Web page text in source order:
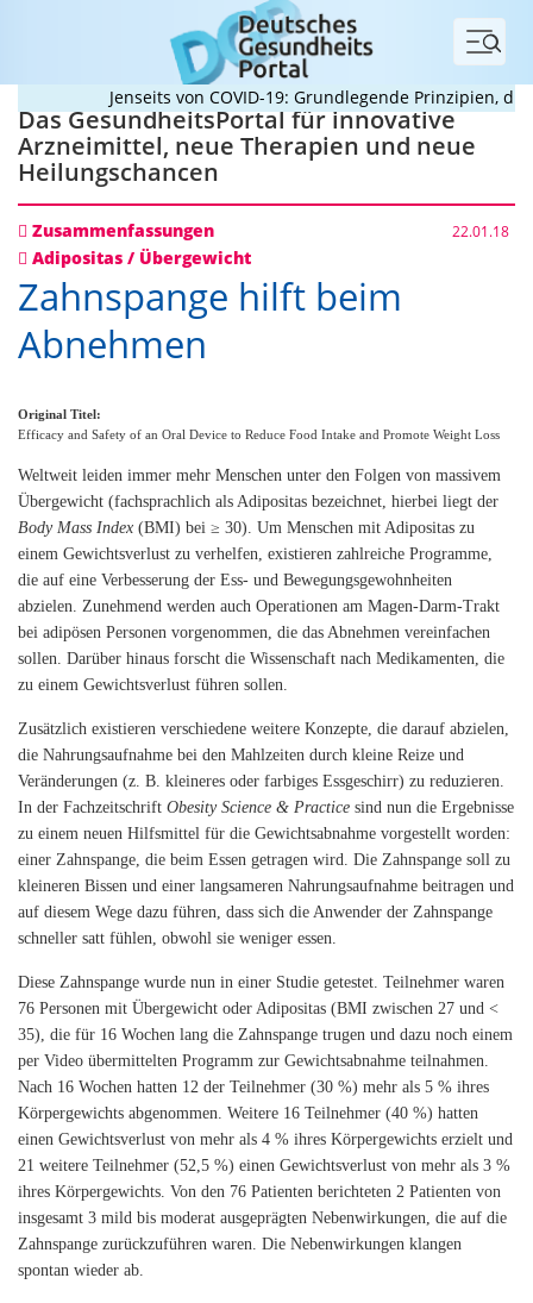
Menü
Jenseits von COVID-19: Grundlegende Prinzipien, die
Das GesundheitsPortal für innovative
Arzneimittel, neue Therapien und neue
Heilungschancen
Zusammenfassungen 22.01.18
Adipositas / Übergewicht
Zahnspange hilft beim
Abnehmen
Original Titel:
Efficacy and Safety of an Oral Device to Reduce Food Intake and Promote Weight Loss
Weltweit leiden immer mehr Menschen unter den Folgen von massivem
Übergewicht (fachsprachlich als Adipositas bezeichnet, hierbei liegt der
Body Mass Index (BMI) bei ≥ 30). Um Menschen mit Adipositas zu
einem Gewichtsverlust zu verhelfen, existieren zahlreiche Programme,
die auf eine Verbesserung der Ess- und Bewegungsgewohnheiten
abzielen. Zunehmend werden auch Operationen am Magen-Darm-Trakt
bei adipösen Personen vorgenommen, die das Abnehmen vereinfachen
sollen. Darüber hinaus forscht die Wissenschaft nach Medikamenten, die
zu einem Gewichtsverlust führen sollen.
Zusätzlich existieren verschiedene weitere Konzepte, die darauf abzielen,
die Nahrungsaufnahme bei den Mahlzeiten durch kleine Reize und
Veränderungen (z. B. kleineres oder farbiges Essgeschirr) zu reduzieren.
In der Fachzeitschrift Obesity Science & Practice sind nun die Ergebnisse
zu einem neuen Hilfsmittel für die Gewichtsabnahme vorgestellt worden:
einer Zahnspange, die beim Essen getragen wird. Die Zahnspange soll zu
kleineren Bissen und einer langsameren Nahrungsaufnahme beitragen und
auf diesem Wege dazu führen, dass sich die Anwender der Zahnspange
schneller satt fühlen, obwohl sie weniger essen.
Diese Zahnspange wurde nun in einer Studie getestet. Teilnehmer waren
76 Personen mit Übergewicht oder Adipositas (BMI zwischen 27 und <
35), die für 16 Wochen lang die Zahnspange trugen und dazu noch einem
per Video übermittelten Programm zur Gewichtsabnahme teilnahmen.
Nach 16 Wochen hatten 12 der Teilnehmer (30 %) mehr als 5 % ihres
Körpergewichts abgenommen. Weitere 16 Teilnehmer (40 %) hatten
einen Gewichtsverlust von mehr als 4 % ihres Körpergewichts erzielt und
21 weitere Teilnehmer (52,5 %) einen Gewichtsverlust von mehr als 3 %
ihres Körpergewichts. Von den 76 Patienten berichteten 2 Patienten von
insgesamt 3 mild bis moderat ausgeprägten Nebenwirkungen, die auf die
Zahnspange zurückzuführen waren. Die Nebenwirkungen klangen
spontan wieder ab.